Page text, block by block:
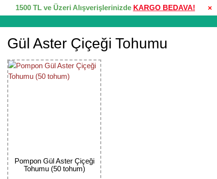
×
1500 TL ve Üzeri Alışverişlerinizde KARGO BEDAVA!
Gül Aster Çiçeği Tohumu
Pompon Gül Aster Çiçeği
Tohumu (50 tohum)